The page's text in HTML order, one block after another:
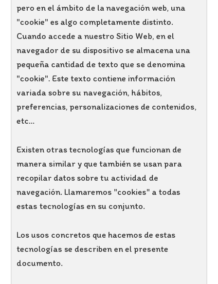
pero en el ámbito de la navegación web, una
"cookie" es algo completamente distinto.
Cuando accede a nuestro Sitio Web, en el
navegador de su dispositivo se almacena una
pequeña cantidad de texto que se denomina
"cookie". Este texto contiene información
variada sobre su navegación, hábitos,
preferencias, personalizaciones de contenidos,
etc...
Existen otras tecnologías que funcionan de
manera similar y que también se usan para
recopilar datos sobre tu actividad de
navegación. Llamaremos "cookies" a todas
estas tecnologías en su conjunto.
Los usos concretos que hacemos de estas
tecnologías se describen en el presente
documento.